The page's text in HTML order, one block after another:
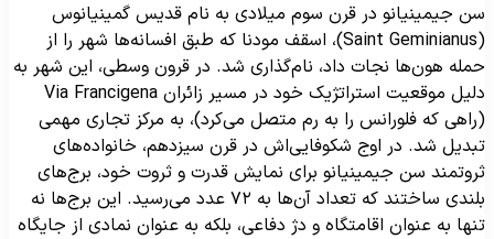
جیمینیانو در قرن سوم میلادی به نام قدیس گمینیانوس
(Saint Geminianus)، اسقف مودنا که طبق افسانه‌ها شهر را از
هون‌ها نجات داد، نام‌گذاری شد. در قرون وسطی، این شهر به
دلیل موقعیت استراتژیک خود در مسیر زائران Via Francigena
که فلورانس را به رم متصل می‌کرد)، به مرکز تجاری مهمی
شد. در اوج شکوفایی‌اش در قرن سیزدهم، خانواده‌های
سن جیمینیانو برای نمایش قدرت و ثروت خود، برج‌های
بلندی ساختند که تعداد آن‌ها به ۷۲ عدد می‌رسید. این برج‌ها نه
به عنوان اقامتگاه و دژ دفاعی، بلکه به عنوان نمادی از جایگاه